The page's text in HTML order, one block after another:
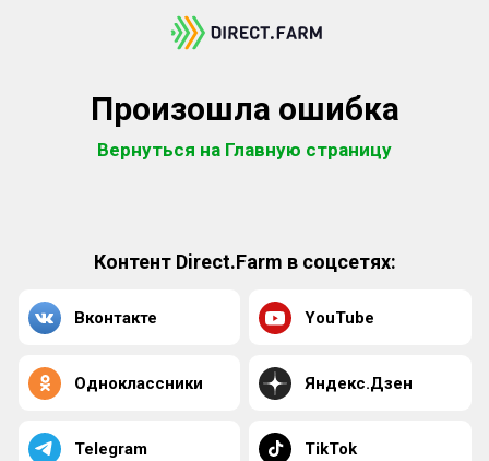
Произошла ошибка
Вернуться на Главную страницу
Контент Direct.Farm в соцсетях:
Вконтакте YouTube
Одноклассники Яндекс.Дзен
Telegram TikTok